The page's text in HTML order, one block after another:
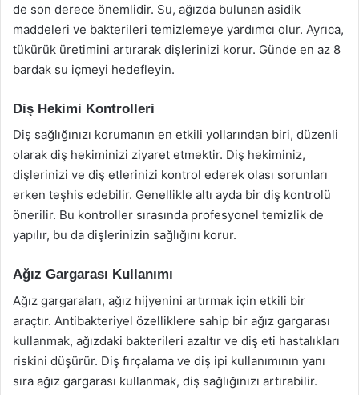
de son derece önemlidir. Su, ağızda bulunan asidik
maddeleri ve bakterileri temizlemeye yardımcı olur. Ayrıca,
tükürük üretimini artırarak dişlerinizi korur. Günde en az 8
bardak su içmeyi hedefleyin.
Diş Hekimi Kontrolleri
Diş sağlığınızı korumanın en etkili yollarından biri, düzenli
olarak diş hekiminizi ziyaret etmektir. Diş hekiminiz,
dişlerinizi ve diş etlerinizi kontrol ederek olası sorunları
erken teşhis edebilir. Genellikle altı ayda bir diş kontrolü
önerilir. Bu kontroller sırasında profesyonel temizlik de
yapılır, bu da dişlerinizin sağlığını korur.
Ağız Gargarası Kullanımı
Ağız gargaraları, ağız hijyenini artırmak için etkili bir
araçtır. Antibakteriyel özelliklere sahip bir ağız gargarası
kullanmak, ağızdaki bakterileri azaltır ve diş eti hastalıkları
riskini düşürür. Diş fırçalama ve diş ipi kullanımının yanı
sıra ağız gargarası kullanmak, diş sağlığınızı artırabilir.